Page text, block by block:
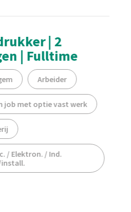
| 2
| Fulltime
Arbeider
job met optie vast werk
/ Elektron. / Ind.